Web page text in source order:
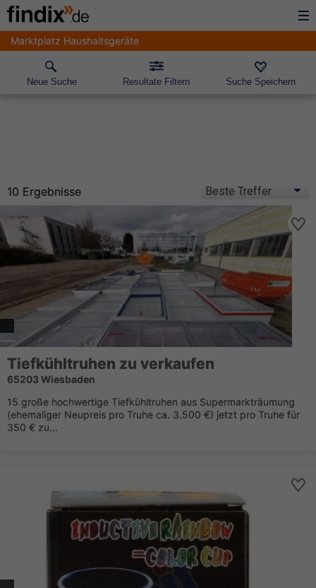
Marktplatz Haushaltsgeräte
Neue Suche Resultate Filtern Suche Speichern
10 Ergebnisse
Tiefkühltruhen zu verkaufen
65203 Wiesbaden
15 große hochwertige Tiefkühltruhen aus Supermarkträumung
(ehemaliger Neupreis pro Truhe ca. 3.500 €) jetzt pro Truhe für
350 € zu...